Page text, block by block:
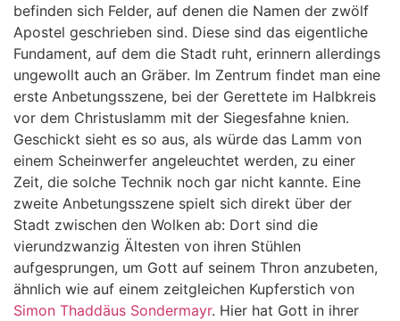
befinden sich Felder, auf denen die Namen der zwölf
Apostel geschrieben sind. Diese sind das eigentliche
Fundament, auf dem die Stadt ruht, erinnern allerdings
ungewollt auch an Gräber. Im Zentrum findet man eine
erste Anbetungsszene, bei der Gerettete im Halbkreis
vor dem Christuslamm mit der Siegesfahne knien.
Geschickt sieht es so aus, als würde das Lamm von
einem Scheinwerfer angeleuchtet werden, zu einer
Zeit, die solche Technik noch gar nicht kannte. Eine
zweite Anbetungsszene spielt sich direkt über der
Stadt zwischen den Wolken ab: Dort sind die
vierundzwanzig Ältesten von ihren Stühlen
aufgesprungen, um Gott auf seinem Thron anzubeten,
ähnlich wie auf einem zeitgleichen Kupferstich von
Simon Thaddäus Sondermayr. Hier hat Gott in ihrer